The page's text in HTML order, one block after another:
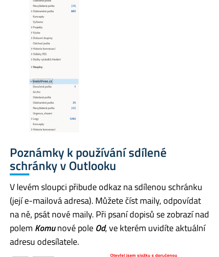
Poznámky k používání sdílené
schránky v Outlooku
V levém sloupci přibude odkaz na sdílenou schránku
(její e-mailová adresa). Můžete číst maily, odpovídat
na ně, psát nové maily. Při psaní dopisů se zobrazí nad
polem Komunové pole Od, ve kterém uvidíte aktuální
adresu odesílatele.